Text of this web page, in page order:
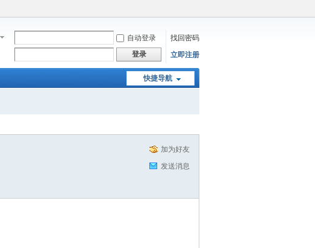
自动登录
找回密码
登录 立即注册
快捷导航
加为好友
发送消息